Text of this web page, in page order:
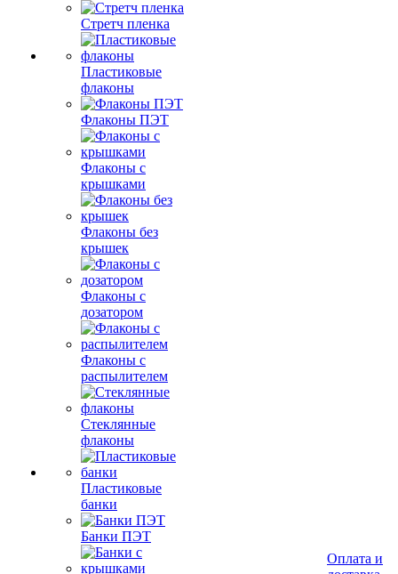
Стретч пленка
Пластиковые
флаконы
Флаконы ПЭТ
Флаконы с
крышками
Флаконы без
крышек
Флаконы с
дозатором
Флаконы с
распылителем
Стеклянные
флаконы
Пластиковые
банки
Банки ПЭТ
Оплата и